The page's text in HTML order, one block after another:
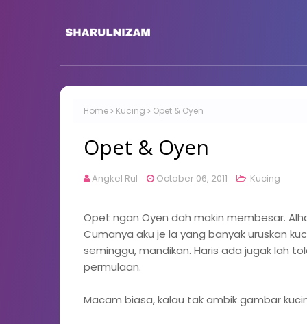
Home Kucing Opet & Oyen
Opet & Oyen
Angkel Rul October 06, 2011 Kucing
Opet ngan Oyen dah makin membesar.
Cumanya aku je la yang banyak uruskan
seminggu, mandikan. Haris ada jugak lah
permulaan.
Macam biasa, kalau tak ambik gambar